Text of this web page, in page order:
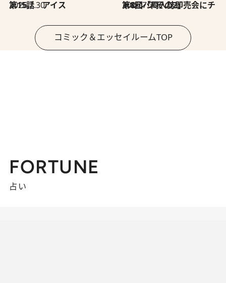
2026.7.30
第15話 アイス 2026.7.30
第8回「同人誌即売会にチャレンジ その2」
コミック＆エッセイルームTOP
FORTUNE
占い